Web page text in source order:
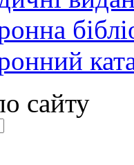
сайту